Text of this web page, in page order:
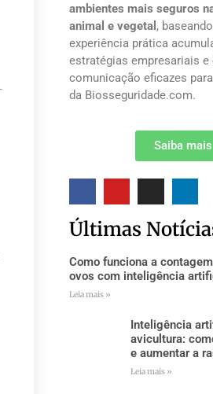
ambientes mais seguros
animal e vegetal ,
experiência prática
estratégias empresariais e
comunicação eficazes
da Biosseguridade.com.
Saiba mais
Últimas
Como funciona a
ovos com inteligência
Leia mais »
Inteligência
avicultura:
e aumentar a
Leia mais »